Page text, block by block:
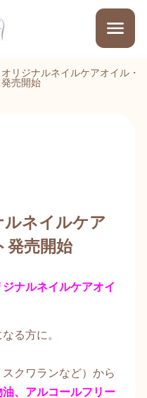
オリジナルネイルケアオイル・
売開始
ルネイルケア
発売開始
ジナルネイルケアオイ
る方に。
クワランなど）から
、アルコールフリー